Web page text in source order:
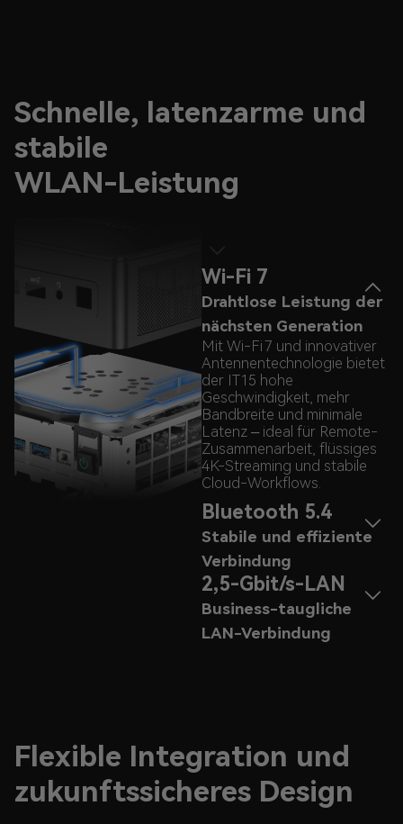
Schnelle, latenzarme und
stabile
WLAN-Leistung
Wi-Fi 7
Drahtlose Leistung der
nächsten Generation
Mit Wi-Fi 7 und innovativer
Antennentechnologie bietet
der IT15 hohe
Geschwindigkeit, mehr
Bandbreite und minimale
Latenz – ideal für Remote-
Zusammenarbeit, flüssiges
4K-Streaming und stabile
Cloud-Workflows.
Bluetooth 5.4
Stabile und effiziente
Verbindung
2,5-Gbit/s-LAN
Business-taugliche
LAN-Verbindung
Flexible Integration und
zukunftssicheres Design